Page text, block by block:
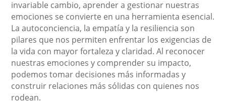
invariable cambio, aprender a gestionar nuestras
emociones se convierte en una herramienta esencial.
La autoconciencia, la empatía y la resiliencia son
pilares que nos permiten enfrentar los exigencias de
la vida con mayor fortaleza y claridad. Al reconocer
nuestras emociones y comprender su impacto,
podemos tomar decisiones más informadas y
construir relaciones más sólidas con quienes nos
rodean.